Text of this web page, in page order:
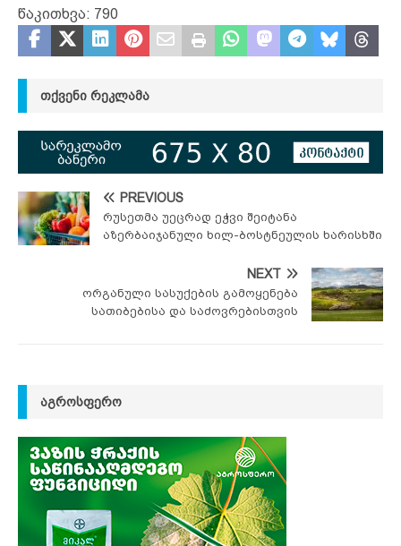
წაკითხვა: 790
ᲗᲥᲕᲔᲜᲘ ᲠᲔᲙᲚᲐᲛᲐ
PREVIOUS
რუსეთმა უეცრად ეჭვი შეიტანა
აზერბაიჯანული ხილ-ბოსტნეულის ხარისხში
NEXT
ორგანული სასუქების გამოყენება
სათიბებისა და საძოვრებისთვის
ᲐᲒᲠᲝᲡᲤᲔᲠᲝ